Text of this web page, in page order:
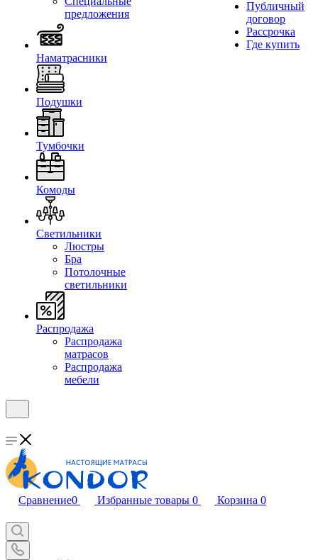
предложения
Наматрасники
Подушки
Тумбочки
Комоды
Светильники
Люстры
Бра
Потолочные
светильники
Распродажа
Распродажа
матрасов
Распродажа
мебели
Публичный
договор
Рассрочка
Где купить
Сравнение0 Избранные товары 0 Корзина 0